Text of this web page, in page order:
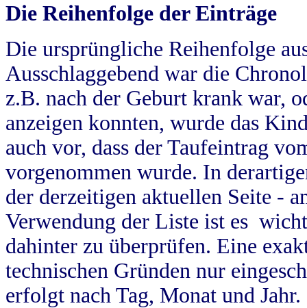
Die Reihenfolge der Einträge
Die ursprüngliche Reihenfolge
Ausschlaggebend war die
z.B. nach der Geburt krank war,
anzeigen konnten, wurde das
auch vor, dass der Taufeintrag
vorgenommen wurde. In
der derzeitigen aktuellen Seite -
Verwendung der Liste ist es
dahinter zu überprüfen. Eine
technischen Gründen nur
erfolgt nach Tag, Monat und Jahr.